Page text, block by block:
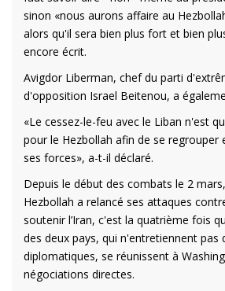
sinon «nous aurons affaire au
alors qu'il sera bien plus fort et bien
encore écrit.
Avigdor Liberman, chef du parti
d'opposition Israel Beitenou, a
«Le cessez-le-feu avec le Liban n'est
pour le Hezbollah afin de se regrouper
ses forces», a-t-il déclaré.
Depuis le début des combats le 2
Hezbollah a relancé ses attaques
soutenir l’Iran, c'est la quatrième fois
des deux pays, qui n'entretiennent pas
diplomatiques, se réunissent à
négociations directes.